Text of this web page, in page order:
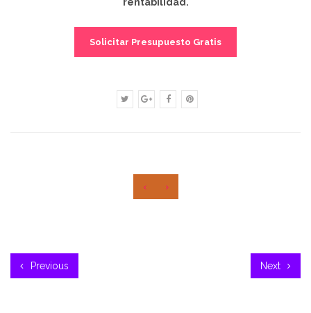
Solicitar Presupuesto Gratis
‹ ›
Previous Next